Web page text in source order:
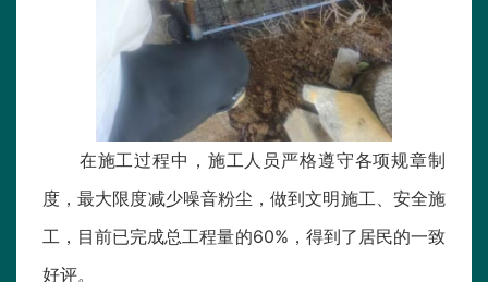
在施工过程中，施工人员严格遵守各项规章制
度，最大限度减少噪音粉尘，做到文明施工、安全施
工，目前已完成总工程量的60%，得到了居民的一致
好评。